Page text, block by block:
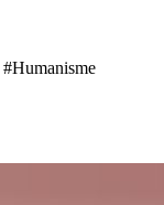
#Humanisme